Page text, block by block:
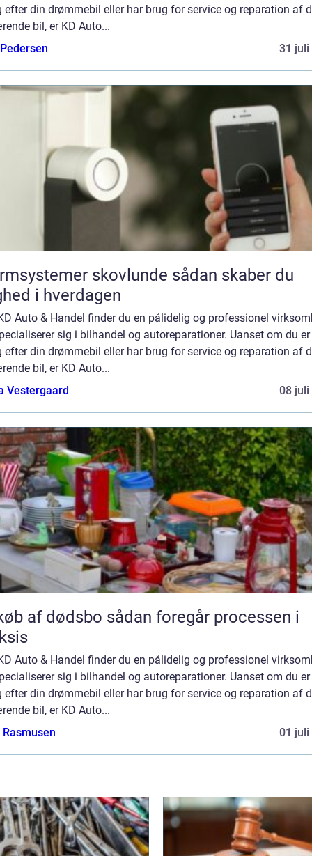
efter din drømmebil eller har brug for service og reparation af
bil, er KD Auto...
31 juli
skovlunde sådan skaber du
i hverdagen
Auto & Handel finder du en pålidelig og professionel
sig i bilhandel og autoreparationer. Uanset om du
efter din drømmebil eller har brug for service og reparation af
bil, er KD Auto...
Vestergaard
08 juli
sådan foregår processen i
Auto & Handel finder du en pålidelig og professionel
sig i bilhandel og autoreparationer. Uanset om du
efter din drømmebil eller har brug for service og reparation af
bil, er KD Auto...
01 juli